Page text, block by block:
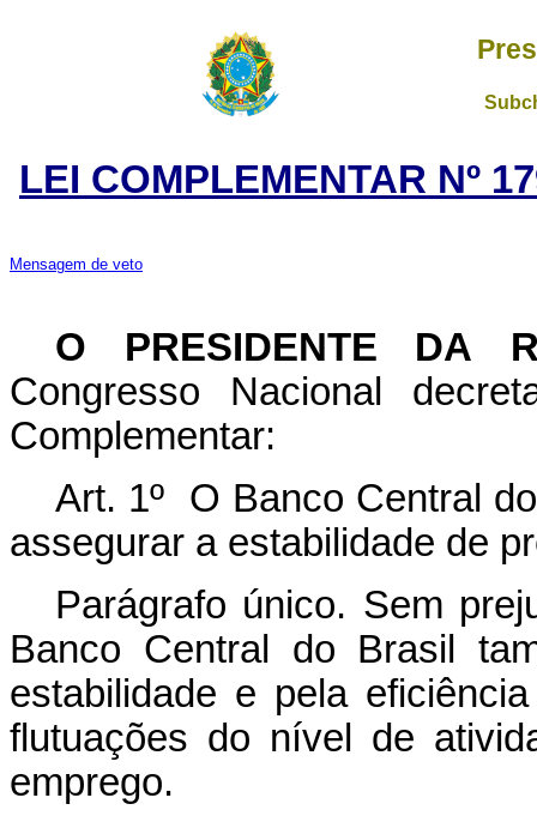
LEI COMPLEMENTAR Nº
Mensagem de veto
O PRESIDENTE DA
Congresso Nacional
Complementar:
Art. 1º O Banco Central
assegurar a estabilidade de
Parágrafo único. Sem
Banco Central do Brasil
estabilidade e pela
flutuações do nível de
emprego.